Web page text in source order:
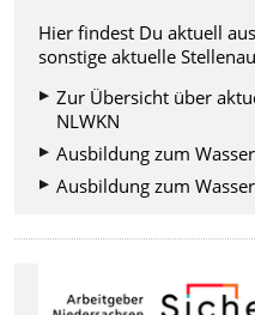
Hier findest Du aktuell
sonstige aktuelle
Zur Übersicht über
NLWKN
Ausbildung zum
Ausbildung zum